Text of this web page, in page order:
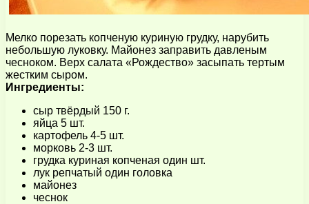
Мелко порезать копченую куриную грудку, нарубить
небольшую луковку. Майонез заправить давленым
чесноком. Верх салата «Рождество» засыпать тертым
жестким сыром.
Ингредиенты:
сыр твёрдый 150 г.
яйца 5 шт.
картофель 4-5 шт.
морковь 2-3 шт.
грудка куриная копченая один шт.
лук репчатый один головка
майонез
чеснок